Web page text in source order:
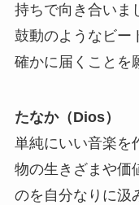
持ちで向き合いま
鼓動のようなビー
確かに届くことを
たなか（Dios）
単純にいい音楽を
物の生きざまや価
のを自分なりに汲